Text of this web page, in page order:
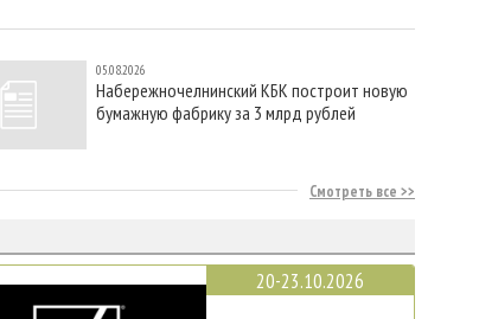
05.08.2026
Набережночелнинский КБК построит новую
бумажную фабрику за 3 млрд рублей
Смотреть все
20-23.10.2026